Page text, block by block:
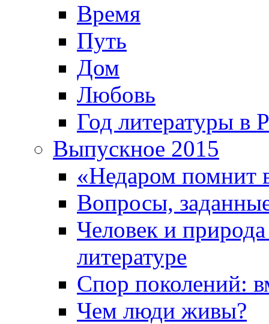
Время
Путь
Дом
Любовь
Год литературы в
Выпускное 2015
«Недаром помнит
Вопросы,
Человек и
литературе
Спор поколений:
Чем люди живы?